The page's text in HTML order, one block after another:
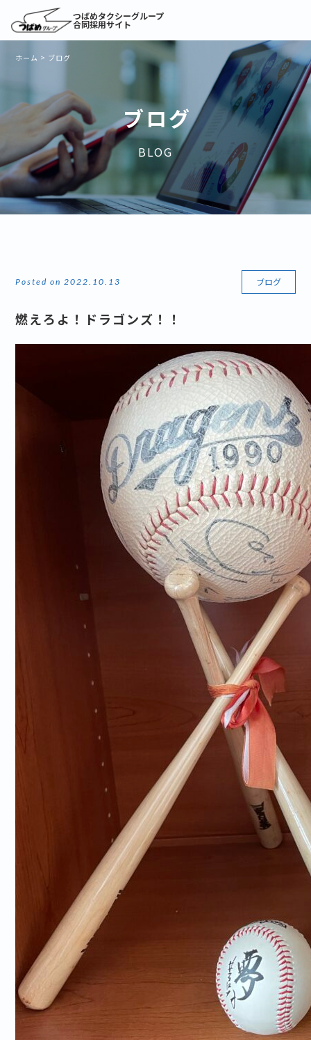
つばめタクシーグループ
合同採用サイト
ホーム > ブログ
ブログ
BLOG
Posted on 2022.10.13 ブログ
燃えろよ！ドラゴンズ！！